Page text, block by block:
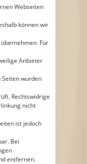
Webseiten
können wir
Für
Anbieter
wurden
Rechtswidrige
nicht
ist jedoch
Bei
entfernen.